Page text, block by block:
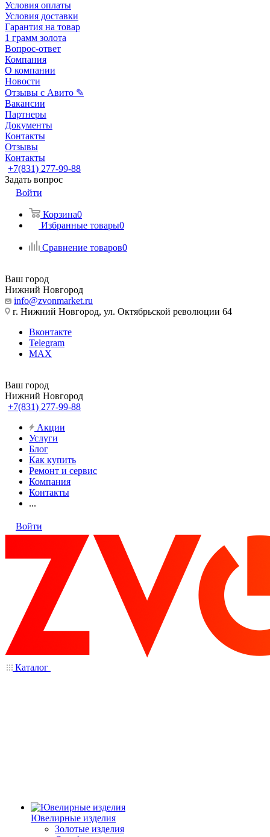
Условия оплаты
Условия доставки
Гарантия на товар
1 грамм золота
Вопрос-ответ
Компания
О компании
Новости
Отзывы с Авито ✎
Вакансии
Партнеры
Документы
Контакты
Отзывы
Контакты
+7(831) 277-99-88
Задать вопрос
Войти
Корзина0
Избранные товары0
Сравнение товаров0
Ваш город
Нижний Новгород
info@zvonmarket.ru
г. Нижний Новгород, ул. Октябрьской революции 64
Вконтакте
Telegram
MAX
Ваш город
Нижний Новгород
+7(831) 277-99-88
Акции
Услуги
Блог
Как купить
Ремонт и сервис
Компания
Контакты
...
Войти
Каталог
Ювелирные изделия
Золотые изделия